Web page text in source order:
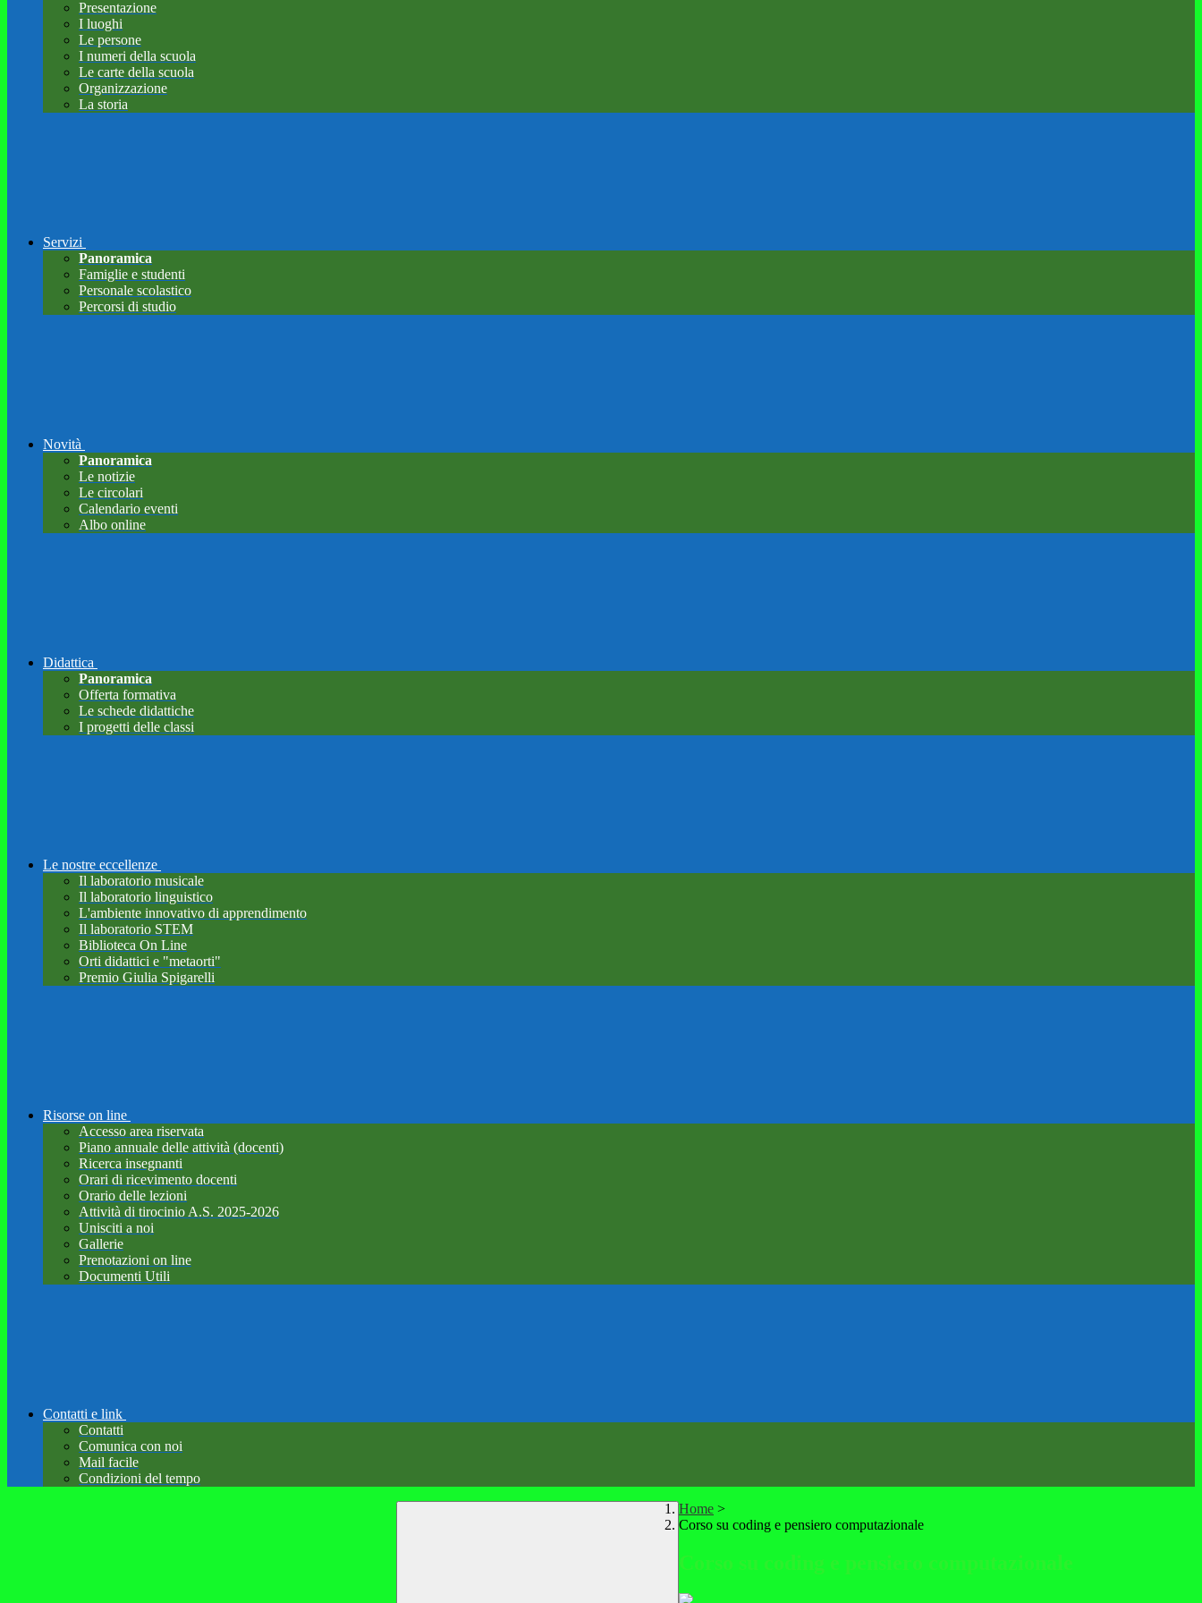
Presentazione
I luoghi
Le persone
I numeri della scuola
Le carte della scuola
Organizzazione
La storia
Servizi
Panoramica
Famiglie e studenti
Personale scolastico
Percorsi di studio
Novità
Panoramica
Le notizie
Le circolari
Calendario eventi
Albo online
Didattica
Panoramica
Offerta formativa
Le schede didattiche
I progetti delle classi
Le nostre eccellenze
Il laboratorio musicale
Il laboratorio linguistico
L'ambiente innovativo di apprendimento
Il laboratorio STEM
Biblioteca On Line
Orti didattici e "metaorti"
Premio Giulia Spigarelli
Risorse on line
Accesso area riservata
Piano annuale delle attività (docenti)
Ricerca insegnanti
Orari di ricevimento docenti
Orario delle lezioni
Attività di tirocinio A.S. 2025-2026
Unisciti a noi
Gallerie
Prenotazioni on line
Documenti Utili
Contatti e link
Contatti
Comunica con noi
Mail facile
Condizioni del tempo
Home >
Corso su coding e pensiero computazionale
Corso su coding e pensiero computazionale